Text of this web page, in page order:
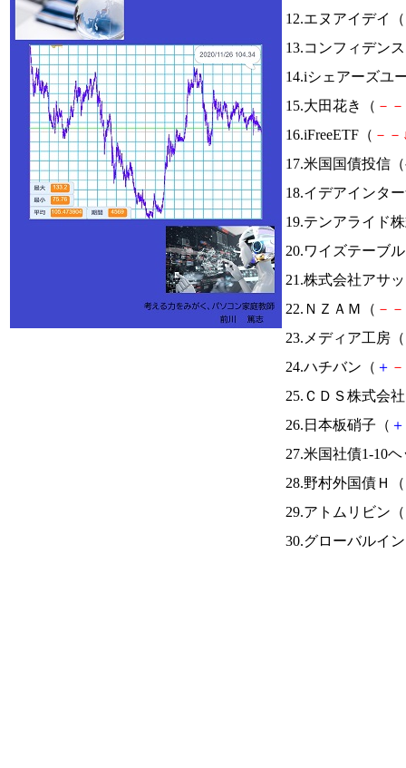
12.エヌアイデイ（
13.コンフィデン
14.iシェアーズユ
15.大田花き（ － －
16.iFreeETF（ － －
17.米国国債投信
18.イデアインタ
19.テンアライド
20.ワイズテーブ
21.株式会社アサ
22.ＮＺＡＭ（ － －
23.メディア工房（
24.ハチバン（ ＋ －
25.ＣＤＳ株式会
26.日本板硝子（ ＋
27.米国社債1-10
28.野村外国債Ｈ（
29.アトムリビン（
30.グローバルイ